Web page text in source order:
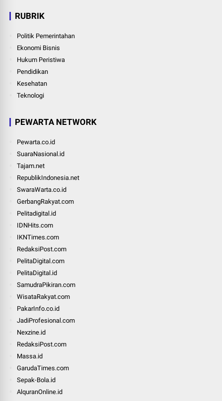
RUBRIK
Politik Pemerintahan
Ekonomi Bisnis
Hukum Peristiwa
Pendidikan
Kesehatan
Teknologi
PEWARTA NETWORK
Pewarta.co.id
SuaraNasional.id
Tajam.net
RepublikIndonesia.net
SwaraWarta.co.id
GerbangRakyat.com
Pelitadigital.id
IDNHits.com
IKNTimes.com
RedaksiPost.com
PelitaDigital.com
PelitaDigital.id
SamudraPikiran.com
WisataRakyat.com
PakarInfo.co.id
JadiProfesional.com
Nexzine.id
RedaksiPost.com
Massa.id
GarudaTimes.com
Sepak-Bola.id
AlquranOnline.id